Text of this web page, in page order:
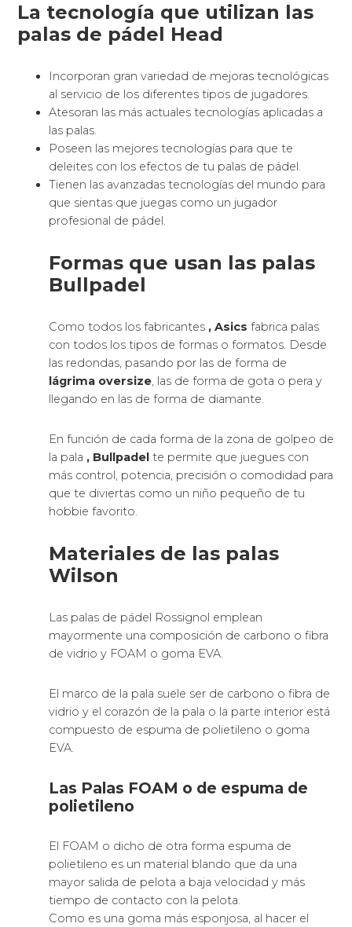
La tecnología que utilizan las
palas de pádel Head
Incorporan gran variedad de mejoras tecnológicas
al servicio de los diferentes tipos de jugadores.
Atesoran las más actuales tecnologías aplicadas a
las palas.
Poseen las mejores tecnologías para que te
deleites con los efectos de tu palas de pádel.
Tienen las avanzadas tecnologías del mundo para
que sientas que juegas como un jugador
profesional de pádel.
Formas que usan las palas
Bullpadel
Como todos los fabricantes , Asics fabrica palas
con todos los tipos de formas o formatos. Desde
las redondas, pasando por las de forma de
lágrima oversize, las de forma de gota o pera y
llegando en las de forma de diamante.
En función de cada forma de la zona de golpeo de
la pala , Bullpadel te permite que juegues con
más control, potencia, precisión o comodidad para
que te diviertas como un niño pequeño de tu
hobbie favorito.
Materiales de las palas
Wilson
Las palas de pádel Rossignol emplean
mayormente una composición de carbono o fibra
de vidrio y FOAM o goma EVA.
El marco de la pala suele ser de carbono o fibra de
vidrio y el corazón de la pala o la parte interior está
compuesto de espuma de polietileno o goma
EVA.
Las Palas FOAM o de espuma de
polietileno
El FOAM o dicho de otra forma espuma de
polietileno es un material blando que da una
mayor salida de pelota a baja velocidad y más
tiempo de contacto con la pelota.
Como es una goma más esponjosa, al hacer el